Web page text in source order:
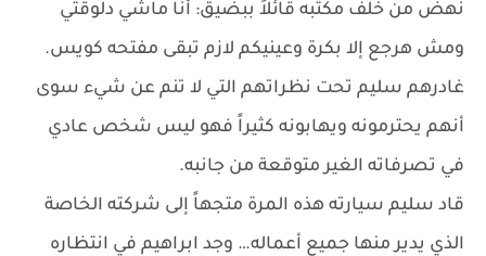
نهض من خلف مكتبه قائلاً ببضيق: أنا ماشي دلوقتي
ومش هرجع إلا بكرة وعينيكم لازم تبقى مفتحه كويس.
غادرهم سليم تحت نظراتهم التي لا تنم عن شيء سوى
أنهم يحترمونه ويهابونه كثيراً فهو ليس شخص عادي
في تصرفاته الغير متوقعة من جانبه.
قاد سليم سيارته هذه المرة متجهاً إلى شركته الخاصة
الذي يدير منها جميع أعماله… وجد ابراهيم في انتظاره